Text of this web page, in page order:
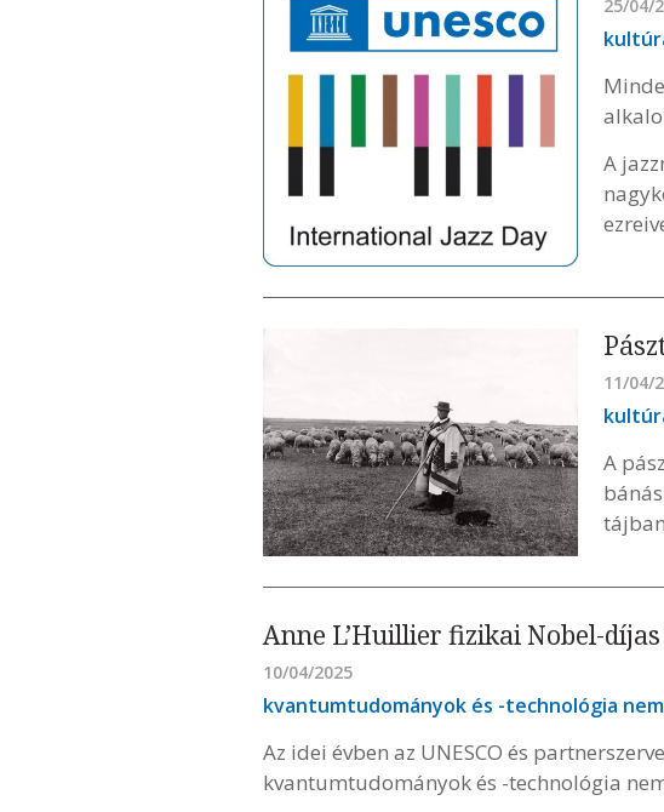
25/04/
A
11/04/
A
Anne L’Huillier fizikai Nobel-
10/04/2025
kvantumtudományok és -technológia
Az idei évben az UNESCO és
kvantumtudományok és -technológia